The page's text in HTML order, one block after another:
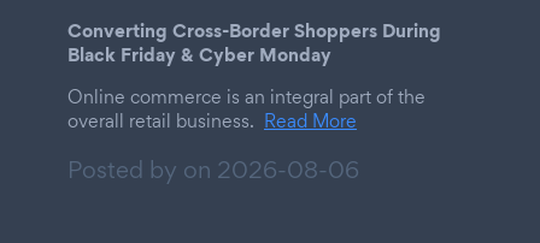
Converting Cross-Border Shoppers During
Black Friday & Cyber Monday
Online commerce is an integral part of the
overall retail business. Read More
Posted by on 2026-08-06